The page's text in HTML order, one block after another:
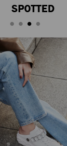
SPOTTED